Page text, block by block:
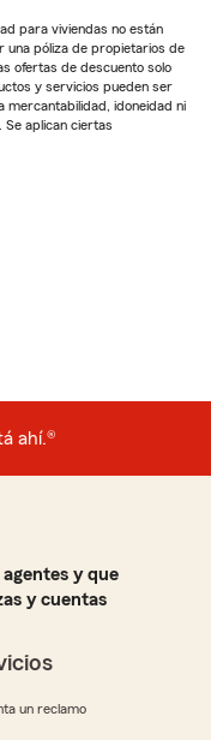
para viviendas no están
una póliza de propietarios de
ofertas de descuento solo
y servicios pueden ser
mercantabilidad, idoneidad ni
aplican ciertas
ahí.®
y que
y cuentas
un reclamo